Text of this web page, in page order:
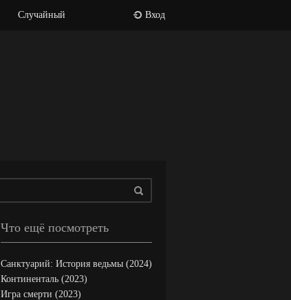
Случайный Вход
Что ещё посмотреть
Санктуарий: История ведьмы (2024)
Континенталь (2023)
Игра смерти (2023)